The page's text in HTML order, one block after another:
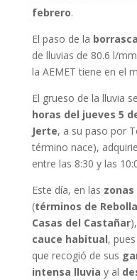
febrero.
El paso de la
de lluvias de 80.6 l/
la AEMET tiene en el
El grueso de la lluvia
horas del jueves 5
Jerte, a su paso por
término nace),
entre las 8:30 y las
Este día, en las
(términos de
Casas del Castañar),
cauce habitual,
que recogió de sus
intensa lluvia y al